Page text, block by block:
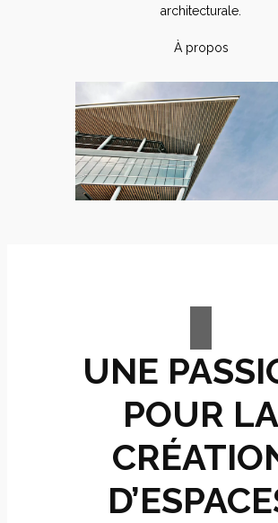
architecturale.
À propos
UNE
POUR LA